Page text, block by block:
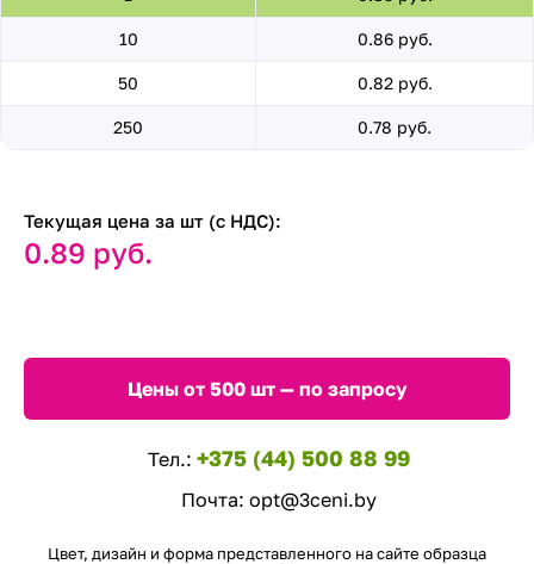
10 0.86 руб.
50 0.82 руб.
250 0.78 руб.
Текущая цена за шт (с НДС):
0.89 руб.
Цены от 500 шт — по запросу
Тел.: +375 (44) 500 88 99
Почта: opt@3ceni.by
Цвет, дизайн и форма представленного на сайте образца